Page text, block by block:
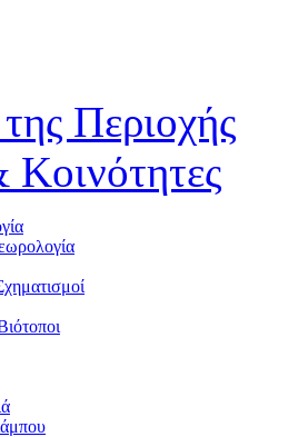
Περιοχής
Κοινότητες